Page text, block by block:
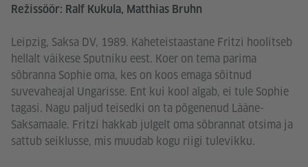
Režissöör: Ralf Kukula, Matthias Bruhn
Leipzig, Saksa DV, 1989. Kaheteistaastane Fritzi hoolitseb
hellalt väikese Sputniku eest. Koer on tema parima
sõbranna Sophie oma, kes on koos emaga sõitnud
suvevaheajal Ungarisse. Ent kui kool algab, ei tule Sophie
tagasi. Nagu paljud teisedki on ta põgenenud Lääne-
Saksamaale. Fritzi hakkab julgelt oma sõbrannat otsima ja
sattub seiklusse, mis muudab kogu riigi tulevikku.